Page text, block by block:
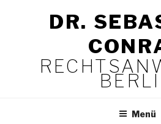
DR.
Menü